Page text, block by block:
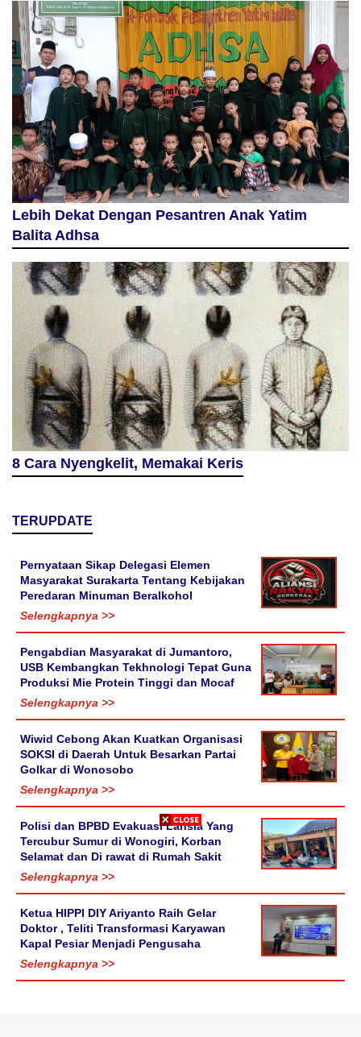
Lebih Dekat Dengan Pesantren Anak Yatim
Balita Adhsa
8 Cara Nyengkelit, Memakai Keris
TERUPDATE
Pernyataan Sikap Delegasi Elemen
Masyarakat Surakarta Tentang Kebijakan
Peredaran Minuman Beralkohol
Selengkapnya >>
Pengabdian Masyarakat di Jumantoro,
USB Kembangkan Tekhnologi Tepat Guna
Produksi Mie Protein Tinggi dan Mocaf
Selengkapnya >>
Wiwid Cebong Akan Kuatkan Organisasi
SOKSI di Daerah Untuk Besarkan Partai
Golkar di Wonosobo
Selengkapnya >>
Polisi dan BPBD Evakuasi Lansia Yang
Tercubur Sumur di Wonogiri, Korban
Selamat dan Di rawat di Rumah Sakit
Selengkapnya >>
Ketua HIPPI DIY Ariyanto Raih Gelar
Doktor , Teliti Transformasi Karyawan
Kapal Pesiar Menjadi Pengusaha
Selengkapnya >>